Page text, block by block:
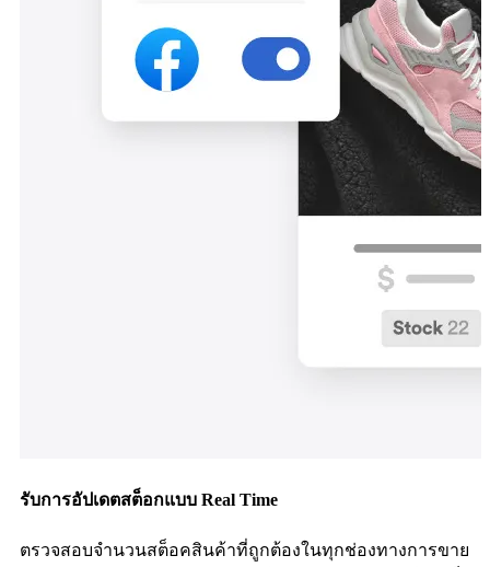
รับการอัปเดตสต็อกแบบ Real Time
ตรวจสอบจำนวนสต็อคสินค้าที่ถูกต้องในทุกช่องทางการขาย